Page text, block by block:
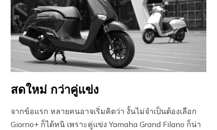
สดใหม่ กว่าคู่แข่ง
จากข้อแรก หลายคนอาจเริ่มคิดว่า งั้นไม่จำเป็นต้องเลือก
Giorno+ ก็ได้หนิ เพราะคู่แข่ง Yamaha Grand Filano ก็น่า